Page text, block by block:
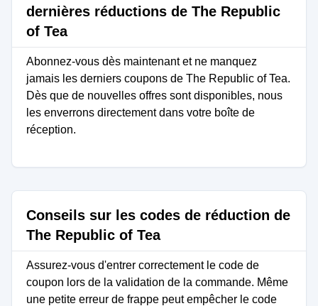
dernières réductions de The Republic
of Tea
Abonnez-vous dès maintenant et ne manquez
jamais les derniers coupons de The Republic of Tea.
Dès que de nouvelles offres sont disponibles, nous
les enverrons directement dans votre boîte de
réception.
Conseils sur les codes de réduction de
The Republic of Tea
Assurez-vous d'entrer correctement le code de
coupon lors de la validation de la commande. Même
une petite erreur de frappe peut empêcher le code